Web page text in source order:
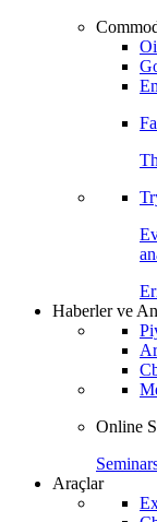
Haberler ve
Online
Araçlar